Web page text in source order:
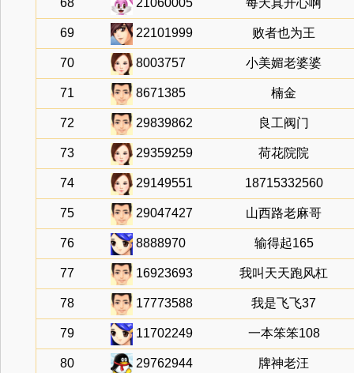
68 21060005 每天真开心啊
69 22101999 败者也为王
70 8003757 小美媚老婆婆
71 8671385 楠金
72 29839862 良工阀门
73 29359259 荷花院院
74 29149551 18715332560
75 29047427 山西路老麻哥
76 8888970 输得起165
77 16923693 我叫天天跑风杠
78 17773588 我是飞飞37
79 11702249 一本笨笨108
80 29762944 牌神老汪